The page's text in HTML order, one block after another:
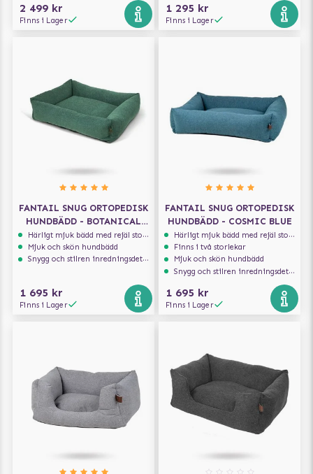
2 499 kr
Finns i Lager
1 295 kr
Finns i Lager
FANTAIL SNUG ORTOPEDISK
HUNDBÄDD - BOTANICAL
GREEN
Härligt mjuk bädd med rejäl stoppning som håller formen
Mjuk och skön hundbädd
Snygg och stilren inredningsdetalj
1 695 kr
Finns i Lager
FANTAIL SNUG ORTOPEDISK
HUNDBÄDD - COSMIC BLUE
Härligt mjuk bädd med rejäl stoppning som håller formen
Finns i två storlekar
Mjuk och skön hundbädd
Snygg och stilren inredningsdetalj
1 695 kr
Finns i Lager